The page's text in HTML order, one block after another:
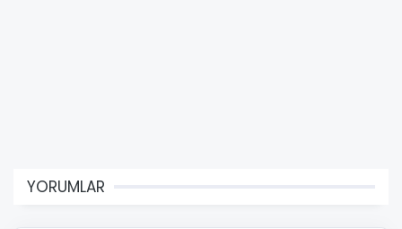
YORUMLAR